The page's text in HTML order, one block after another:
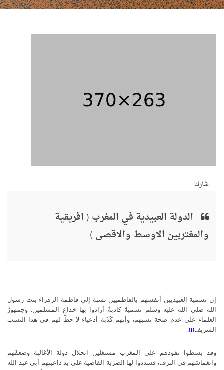
شارك:
الدولة العبيدية في المغرب ( افريقية
والمغتربين الاوسط والاقصى )
إن تسمية العبيديين أنفسهم بالفاطميين نسبة إلى فاطمة الزهراء بنت رسول
الله صلى الله عليه وسلم تسميةٌ كاذبةٌ أرادوا بها خداع المسلمين. وجمهورُ
العلماء على عدم صحة نسبهم، وأنهم كَذَبة أدعياء لا حظَّ لهم في هذا النسب
الشريف [1]
.
وقد بسطوا نفوذهم على المغرب مستغلين انحلال دولة الأغالبة وضعفَهم
وانغماسَهم في الترف، فسددوا لها الضربة القاضية على يد داعيتهم أبي عبد الله